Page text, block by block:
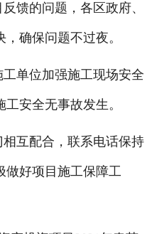
馈的问题，各区政府、
确保问题不过夜。
工单位加强施工现场安全
安全无事故发生。
相互配合，联系电话保持
做好项目施工保障工